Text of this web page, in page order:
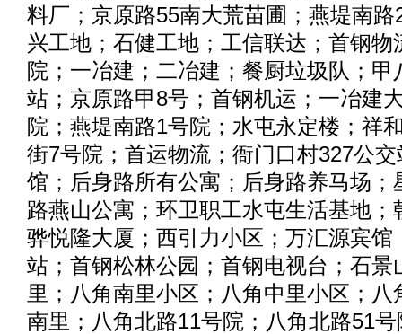
料厂；京原路55南大荒苗圃；燕堤南
兴工地；石健工地；工信联达；首钢物
院；一冶建；二冶建；餐厨垃圾队；甲
站；京原路甲8号；首钢机运；一冶建
院；燕堤南路1号院；水屯永定楼；祥
街7号院；首运物流；衙门口村327公
馆；后身路所有公寓；后身路养马场；
路燕山公寓；环卫职工水屯生活基地；
骅悦隆大厦；西引力小区；万汇源宾馆
站；首钢松林公园；首钢电视台；石景
里；八角南里小区；八角中里小区；八
南里；八角北路11号院；八角北路51